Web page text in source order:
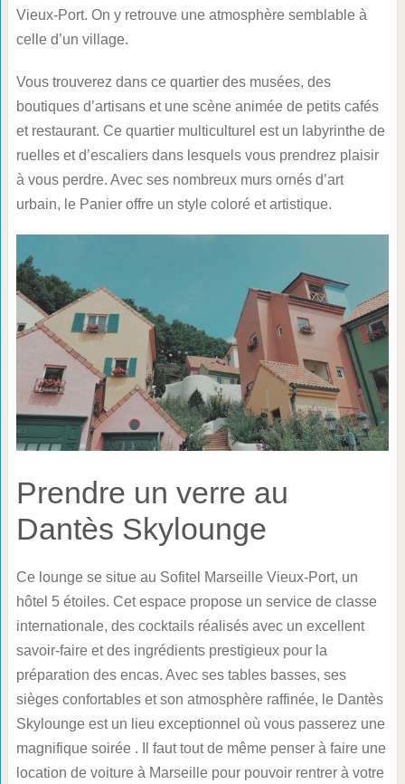
Vieux-Port. On y retrouve une atmosphère semblable à
celle d’un village.
Vous trouverez dans ce quartier des musées, des
boutiques d’artisans et une scène animée de petits cafés
et restaurant. Ce quartier multiculturel est un labyrinthe de
ruelles et d’escaliers dans lesquels vous prendrez plaisir
à vous perdre. Avec ses nombreux murs ornés d’art
urbain, le Panier offre un style coloré et artistique.
Prendre un verre au
Dantès Skylounge
Ce lounge se situe au Sofitel Marseille Vieux-Port, un
hôtel 5 étoiles. Cet espace propose un service de classe
internationale, des cocktails réalisés avec un excellent
savoir-faire et des ingrédients prestigieux pour la
préparation des encas. Avec ses tables basses, ses
sièges confortables et son atmosphère raffinée, le Dantès
Skylounge est un lieu exceptionnel où vous passerez une
magnifique soirée . Il faut tout de même penser à faire une
location de voiture à Marseille pour pouvoir rentrer à votre